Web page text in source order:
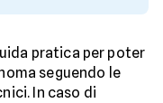
pratica per poter
seguendo le
In caso di